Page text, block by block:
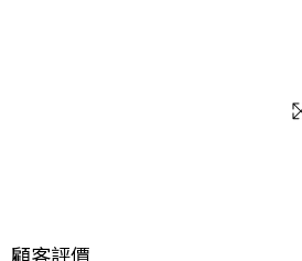
顧客評價